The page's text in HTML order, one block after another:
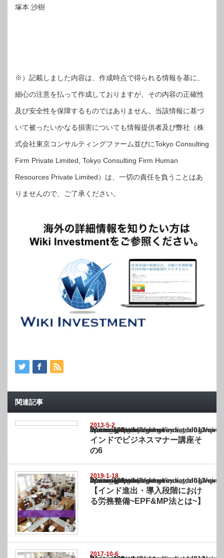
塚本 沙樹
※）記載しました内容は、作成時点で得られる情報を基に、
細心の注意を払って作成しておりますが、その内容の正確性
及び安全性を保障するものではありません。当該情報に基づ
いて被ったいかなる損害についても情報提供者及び弊社（株
式会社東京コンサルティングファーム並びにTokyo Consulting
Firm Private Limited, Tokyo Consulting Firm Human
Resources Private Limited）は、一切の責任を負うことはあ
りませんので、ご了承ください。
関連記事
2013-5-2
Warning
: Undefined array key "show_category" in
/home/netst/kuno-cpa.co.jp/public_html/india_blog/wp-content/themes/
on line183
インドでビジネスマナー講座そ
の6
2019-1-18
Warning
: Undefined array key "show_category" in
/home/netst/kuno-cpa.co.jp/public_html/india_blog/wp-content/themes/
on line183
【インド進出・導入段階におけ
る労務整備~EPF&MP法とは~】
2017-10-6